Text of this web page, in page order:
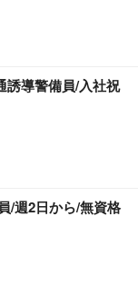
誘導警備員/入社祝
/週2日から/無資格